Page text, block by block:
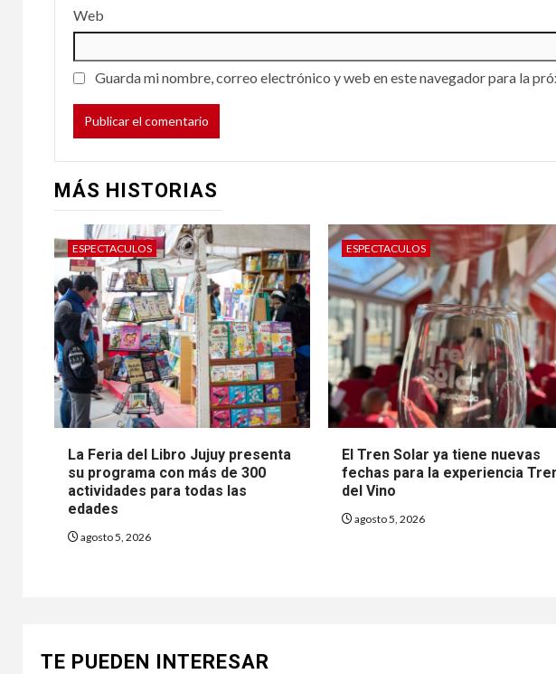
Web
Guarda mi nombre, correo electrónico y web en este navegador para la
MÁS HISTORIAS
ESPECTACULOS
La Feria del Libro Jujuy presenta
su programa con más de 300
actividades para todas las
edades
agosto 5, 2026
ESPECTACULOS
El Tren Solar ya tiene nuevas
fechas para la experiencia
del Vino
agosto 5, 2026
TE PUEDEN INTERESAR